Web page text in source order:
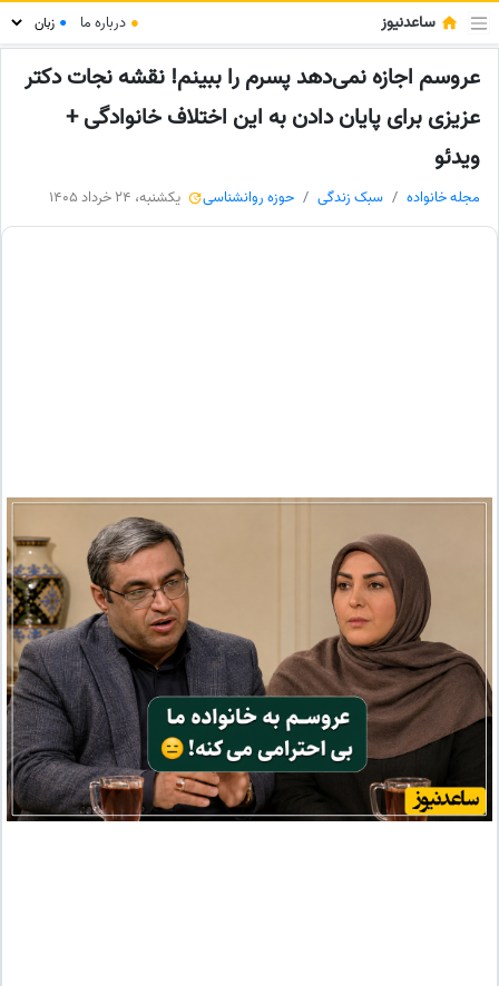
ساعدنیوز ● درباره ما ●
عروسم اجازه نمی‌دهد پسرم را ببینم! نقشه نجات دکتر
عزیزی برای پایان دادن به این اختلاف خانوادگی +
ویدئو
مجله خانواده سبک زندگی حوزه روانشناسی یکشنبه، 24 خرداد 1405